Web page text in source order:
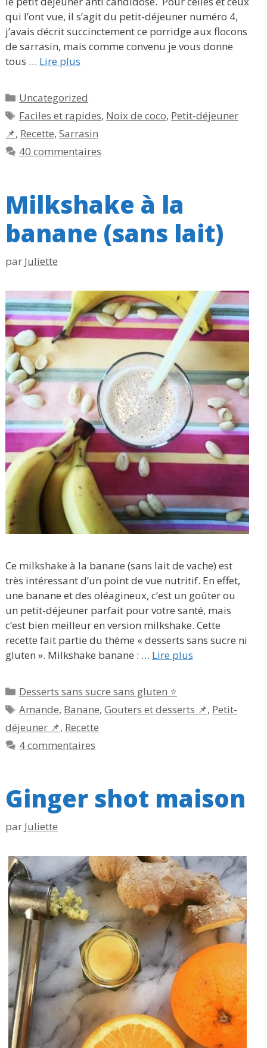
qui l’ont vue, il s’agit du petit-déjeuner numéro 4,
j’avais décrit succinctement ce porridge aux flocons
de sarrasin, mais comme convenu je vous donne
tous … Lire plus
Catégories
Uncategorized
Étiquettes
Faciles et rapides, Noix de coco, Petit-déjeuner
📌, Recette, Sarrasin
40 commentaires
Milkshake à la
banane (sans lait)
par Juliette
Ce milkshake à la banane (sans lait de vache) est
très intéressant d’un point de vue nutritif. En effet,
une banane et des oléagineux, c’est un goûter ou
un petit-déjeuner parfait pour votre santé, mais
c’est bien meilleur en version milkshake. Cette
recette fait partie du thème « desserts sans sucre ni
gluten ». Milkshake banane : … Lire plus
Catégories
Desserts sans sucre sans gluten ⭐
Étiquettes
Amande, Banane,Gouters et desserts 📌, Petit-
déjeuner 📌, Recette
4 commentaires
Ginger shot maison
par Juliette